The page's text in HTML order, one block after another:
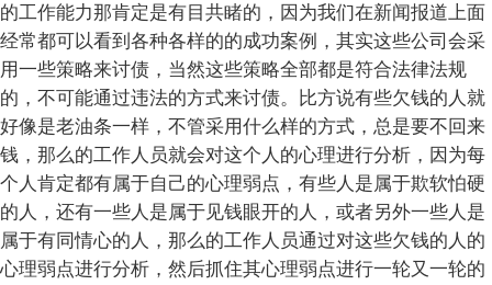
的工作能力那肯定是有目共睹的，因为我们在新闻报道上面
经常都可以看到各种各样的的成功案例，其实这些公司会采
用一些策略来讨债，当然这些策略全部都是符合法律法规
的，不可能通过违法的方式来讨债。比方说有些欠钱的人就
好像是老油条一样，不管采用什么样的方式，总是要不回来
钱，那么的工作人员就会对这个人的心理进行分析，因为每
个人肯定都有属于自己的心理弱点，有些人是属于欺软怕硬
的人，还有一些人是属于见钱眼开的人，或者另外一些人是
属于有同情心的人，那么的工作人员通过对这些欠钱的人的
心理弱点进行分析，然后抓住其心理弱点进行一轮又一轮的